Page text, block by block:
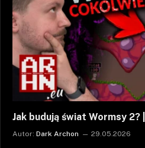
Jak budują świat Wormsy 2?
Autor: Dark Archon 29.05.2026